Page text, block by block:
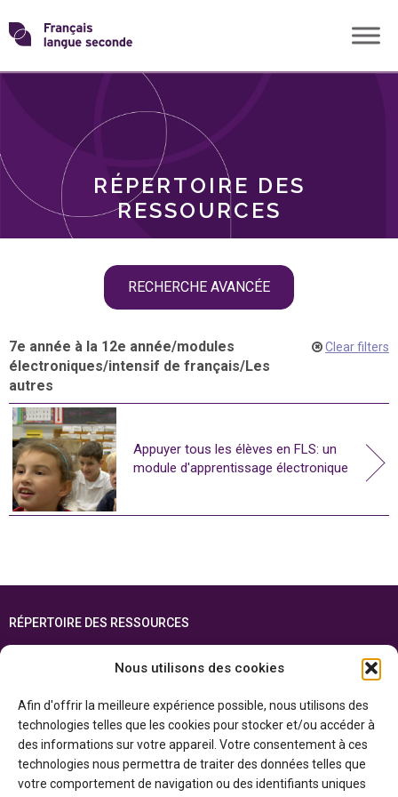
Nous utilisons des cookies
Afin d'offrir la meilleure expérience possible, nous utilisons des
technologies telles que les cookies pour stocker et/ou accéder à
des informations sur votre appareil. Votre consentement à ces
technologies nous permettra de traiter des données telles que
votre comportement de navigation ou des identifiants uniques
Skip
toTransformons
langue
RÉPERTOIRE DES
RESSOURCES
RECHERCHE AVANCÉE
THÈMES
7e année à la 12e année/modules
électroniques/intensif de français/Les
autres
Clear filters
Appuyer tous les élèves en FLS: un
module d'apprentissage électronique
RÉPERTOIRE DES RESSOURCES
ENGLISH
Cette ressource est réalisée grâce au soutien financier du gouvernement de
l’Ontario et du gouvernement duCanada par l’entremise du ministère du
Patrimoine canadien